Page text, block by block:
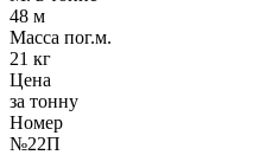
48 м
Масса пог.м.
21 кг
Цена
за тонну
Номер
№22П